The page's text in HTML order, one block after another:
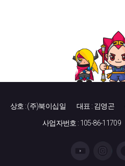
상호 : (주)북이십일 대표 : 김영곤
사업자번호 : 105-86-11709